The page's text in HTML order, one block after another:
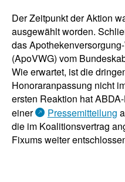
Der Zeitpunkt der Aktion
ausgewählt worden.
das
(ApoVWG) vom
Wie erwartet, ist die
Honoraranpassung nicht
ersten Reaktion hat
einer
Pressemitteilung
die im Koalitionsvertrag
Fixums weiter